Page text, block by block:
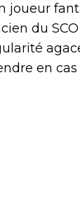
joueur
du
en cas